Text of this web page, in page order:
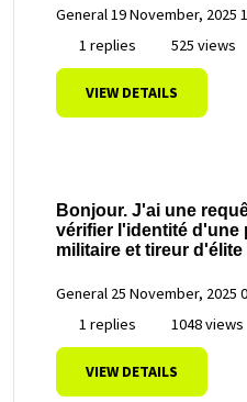
General19 November, 2025
1 replies
525 views
VIEW DETAILS
Bonjour. J'ai une
vérifier l'identité d'une
militaire et tireur d'élite
General 25 November, 2025
1 replies
1048 views
VIEW DETAILS